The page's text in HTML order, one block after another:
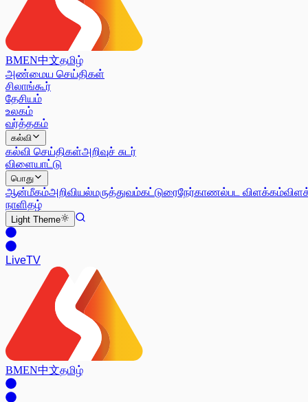
BMEN中文தமிழ்
அண்மைய செய்திகள்
சிலாங்கூர்
தேசியம்
உலகம்
வர்த்தகம்
கல்வி
கல்வி செய்திகள்அறிவுச் சுடர்
விளையாட்டு
பொது
ஆன்மீகம்அறிவியல்மருத்துவம்கட்டுரைநேர்காணல்பட விளக்கம்
நாளிதழ்
Light Theme
LiveTV
BMEN中文தமிழ்